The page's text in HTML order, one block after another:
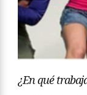
¿En qué